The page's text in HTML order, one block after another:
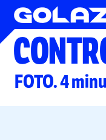
Liga Campionilor
FOTO. 4